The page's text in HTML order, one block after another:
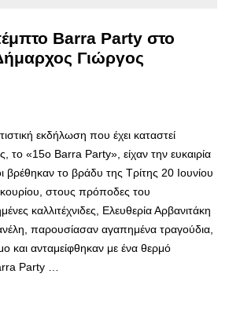
Barra Party στο
Γιώργος
εκδήλωση που έχει καταστεί
το «15ο Barra Party», είχαν την ευκαιρία
το βράδυ της Τρίτης 20 Ιουνίου
στους πρόποδες του
καλλιτέχνιδες, Ελευθερία Αρβανιτάκη
παρουσίασαν αγαπημένα τραγούδια,
και ανταμείφθηκαν με ένα θερμό
Party …